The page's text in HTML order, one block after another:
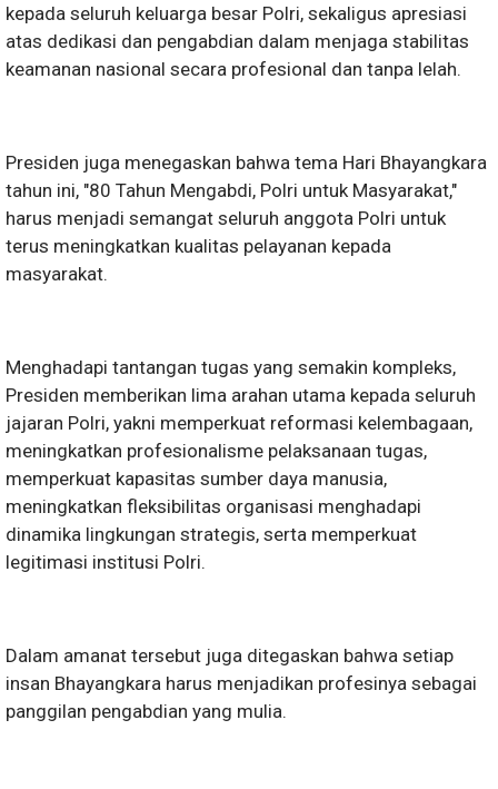
kepada seluruh keluarga besar Polri, sekaligus apresiasi
atas dedikasi dan pengabdian dalam menjaga stabilitas
keamanan nasional secara profesional dan tanpa lelah.
Presiden juga menegaskan bahwa tema Hari Bhayangkara
tahun ini, "80 Tahun Mengabdi, Polri untuk Masyarakat,"
harus menjadi semangat seluruh anggota Polri untuk
terus meningkatkan kualitas pelayanan kepada
masyarakat.
Menghadapi tantangan tugas yang semakin kompleks,
Presiden memberikan lima arahan utama kepada seluruh
jajaran Polri, yakni memperkuat reformasi kelembagaan,
meningkatkan profesionalisme pelaksanaan tugas,
memperkuat kapasitas sumber daya manusia,
meningkatkan fleksibilitas organisasi menghadapi
dinamika lingkungan strategis, serta memperkuat
legitimasi institusi Polri.
Dalam amanat tersebut juga ditegaskan bahwa setiap
insan Bhayangkara harus menjadikan profesinya sebagai
panggilan pengabdian yang mulia.